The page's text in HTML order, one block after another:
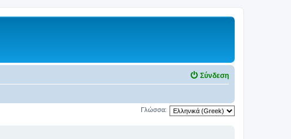
Σύνδεση
Γλώσσα: